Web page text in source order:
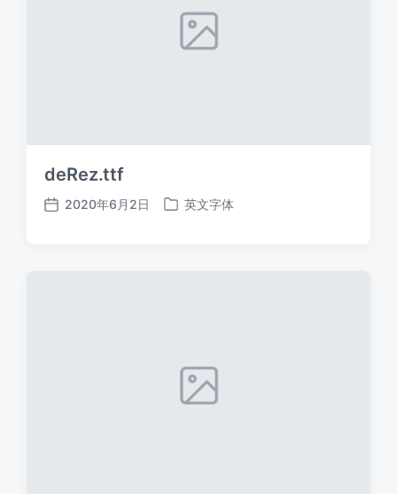
deRez.ttf
发
2020年6月2日
发
英文字体